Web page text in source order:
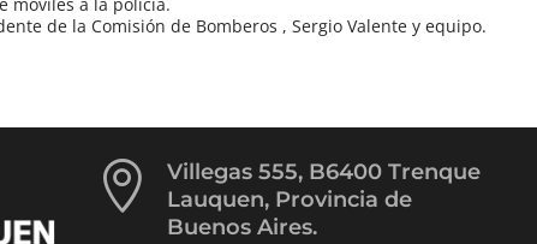
de la Comisión de Bomberos , Sergio Valente y equipo.

Villegas 555, B6400 Trenque
Lauquen, Provincia de
Buenos Aires.